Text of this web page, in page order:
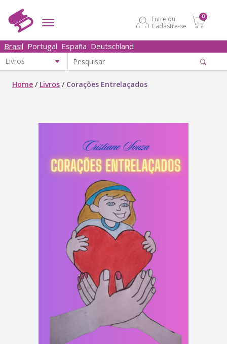
Entre ou
Cadastre-se
0
Brasil Portugal España Deutschland
Home / Livros / Corações Entrelaçados